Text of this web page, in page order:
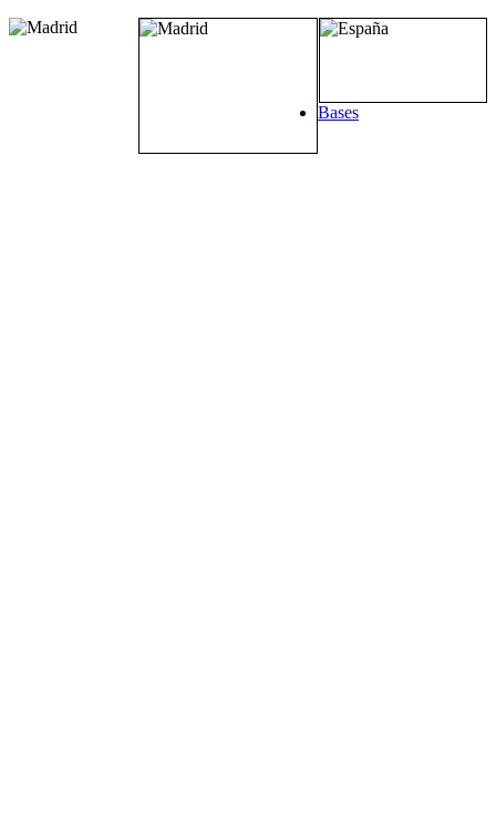
Bases